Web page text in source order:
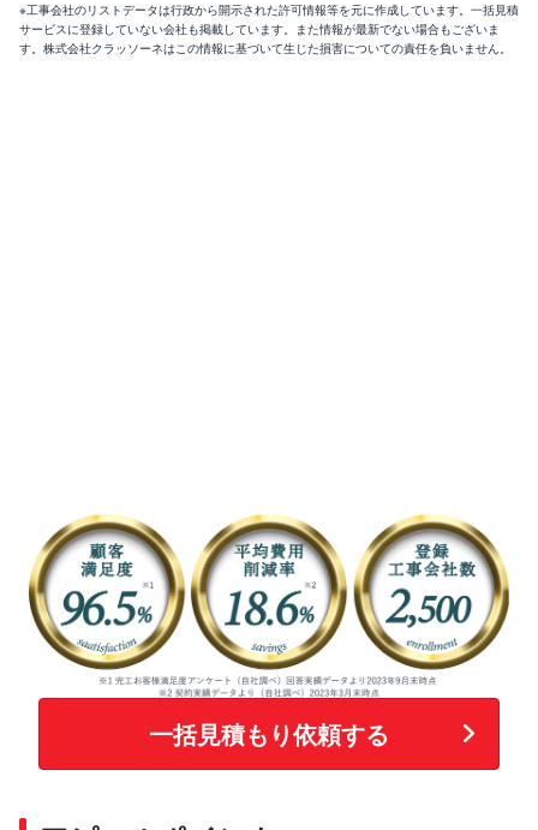
※工事会社のリストデータは行政から開示された許可情報等を元に作成しています。一括見積
サービスに登録していない会社も掲載しています。また情報が最新でない場合もございま
す。株式会社クラッソーネはこの情報に基づいて生じた損害についての責任を負いません。
一括見積もり依頼する